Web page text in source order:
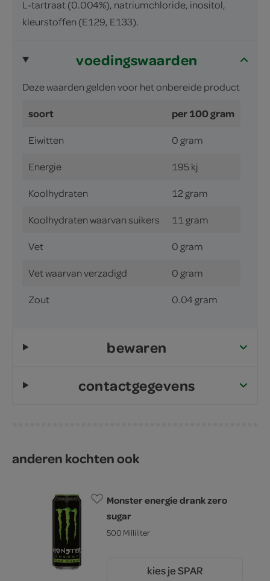
L-tartraat (0.004%), natriumchloride, inositol,
kleurstoffen (E129, E133).
voedingswaarden
Deze waarden gelden voor het onbereide product
soort per 100 gram
Eiwitten 0 gram
Energie 195 kj
Koolhydraten 12 gram
Koolhydraten waarvan suikers 11 gram
Vet 0 gram
Vet waarvan verzadigd 0 gram
Zout 0.04 gram
bewaren
contactgegevens
anderen kochten ook
Monster energie drank zero
sugar
500 Milliliter
kies je SPAR